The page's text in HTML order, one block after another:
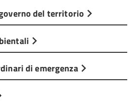
del territorio
di emergenza